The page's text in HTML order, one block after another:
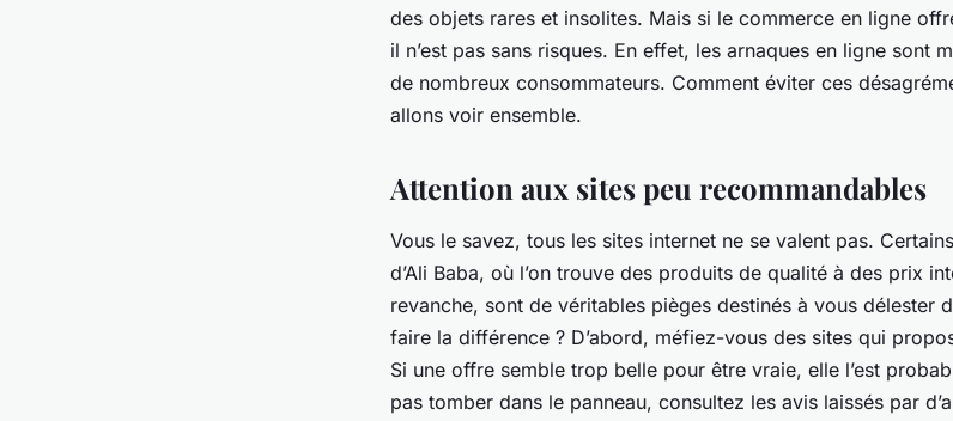
des objets rares et insolites. Mais si le commerce en ligne
il n’est pas sans risques. En effet, les arnaques en ligne sont
de nombreux consommateurs. Comment éviter ces
allons voir ensemble.
Attention aux sites peu recommandables
Vous le savez, tous les sites internet ne se valent pas.
d’Ali Baba, où l’on trouve des produits de qualité à des prix
revanche, sont de véritables pièges destinés à vous délester
faire la différence ? D’abord, méfiez-vous des sites qui
Si une offre semble trop belle pour être vraie, elle l’est
pas tomber dans le panneau, consultez les avis laissés par